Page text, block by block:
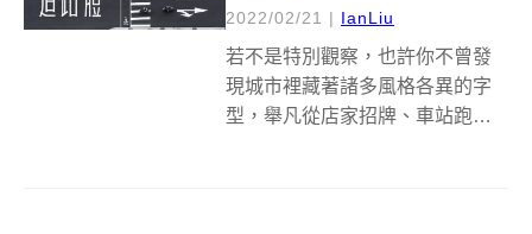
2022/02/21 | IanLiu
若不是特別觀察，也許你不曾發
現城市裡藏著諸多風格各異的字
型，舉凡從店家招牌、車站跑馬